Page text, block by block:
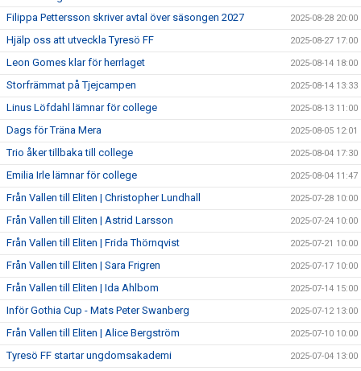
Filippa Pettersson skriver avtal över säsongen 2027
2025-08-28 20:00
Hjälp oss att utveckla Tyresö FF 2025-08-27 17:00
Leon Gomes klar för herrlaget 2025-08-14 18:00
Storfrämmat på Tjejcampen 2025-08-14 13:33
Linus Löfdahl lämnar för college 2025-08-13 11:00
Dags för Träna Mera 2025-08-05 12:01
Trio åker tillbaka till college 2025-08-04 17:30
Emilia Irle lämnar för college 2025-08-04 11:47
Från Vallen till Eliten | Christopher Lundhall 2025-07-28 10:00
Från Vallen till Eliten | Astrid Larsson 2025-07-24 10:00
Från Vallen till Eliten | Frida Thörnqvist 2025-07-21 10:00
Från Vallen till Eliten | Sara Frigren 2025-07-17 10:00
Från Vallen till Eliten | Ida Ahlbom 2025-07-14 15:00
Inför Gothia Cup - Mats Peter Swanberg 2025-07-12 13:00
Från Vallen till Eliten | Alice Bergström 2025-07-10 10:00
Tyresö FF startar ungdomsakademi 2025-07-04 13:00